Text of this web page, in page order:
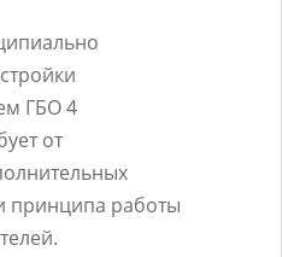
ГБО 4
от
принципа работы